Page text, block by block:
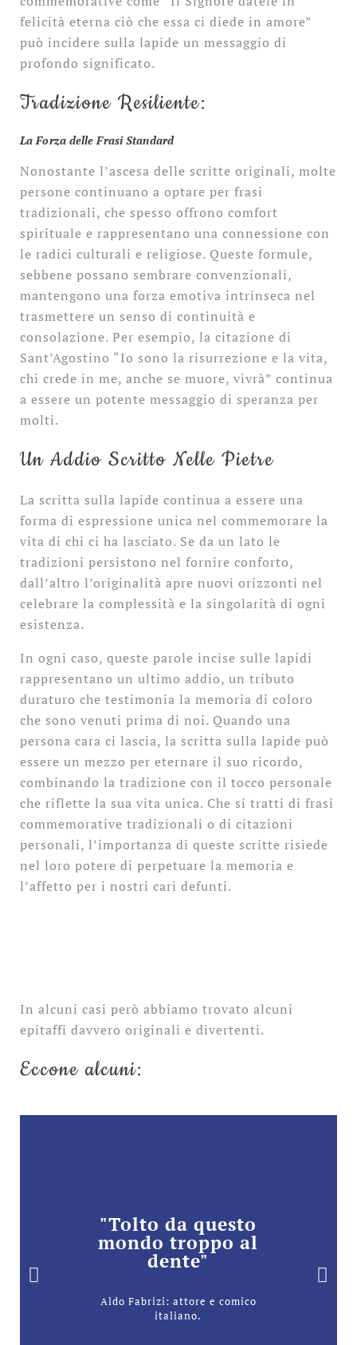
felicità eterna ciò che essa ci diede in amore”
può incidere sulla lapide un messaggio di
profondo significato.
Tradizione Resiliente:
La Forza delle Frasi Standard
Nonostante l’ascesa delle scritte originali, molte
persone continuano a optare per frasi
tradizionali, che spesso offrono comfort
spirituale e rappresentano una connessione con
le radici culturali e religiose. Queste formule,
sebbene possano sembrare convenzionali,
mantengono una forza emotiva intrinseca nel
trasmettere un senso di continuità e
consolazione. Per esempio, la citazione di
Sant’Agostino “Io sono la risurrezione e la vita,
chi crede in me, anche se muore, vivrà” continua
a essere un potente messaggio di speranza per
molti.
Un Addio Scritto Nelle Pietre
La scritta sulla lapide continua a essere una
forma di espressione unica nel commemorare la
vita di chi ci ha lasciato. Se da un lato le
tradizioni persistono nel fornire conforto,
dall’altro l’originalità apre nuovi orizzonti nel
celebrare la complessità e la singolarità di ogni
esistenza.
In ogni caso, queste parole incise sulle lapidi
rappresentano un ultimo addio, un tributo
duraturo che testimonia la memoria di coloro
che sono venuti prima di noi. Quando una
persona cara ci lascia, la scritta sulla lapide può
essere un mezzo per eternare il suo ricordo,
combinando la tradizione con il tocco personale
che riflette la sua vita unica. Che si tratti di frasi
commemorative tradizionali o di citazioni
personali, l’importanza di queste scritte risiede
nel loro potere di perpetuare la memoria e
l’affetto per i nostri cari defunti.
In alcuni casi però abbiamo trovato alcuni
epitaffi davvero originali e divertenti.
Eccone alcuni:
"Tolto da questo
mondo troppo al
dente"
Aldo Fabrizi: attore e comico
italiano.